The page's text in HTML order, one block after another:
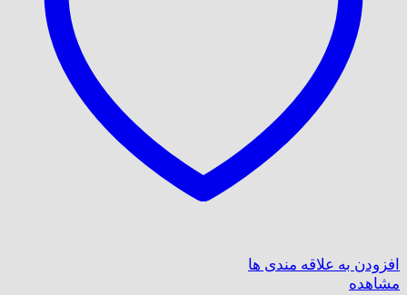
افزودن به علاقه مندی ها
مشاهده